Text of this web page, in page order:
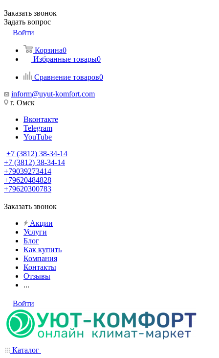
Заказать звонок
Задать вопрос
Войти
Корзина0
Избранные товары0
Сравнение товаров0
inform@uyut-komfort.com
г. Омск
Вконтакте
Telegram
YouTube
+7 (3812) 38-34-14
+7 (3812) 38-34-14
+79039273414
+79620484828
+79620300783
Заказать звонок
Акции
Услуги
Блог
Как купить
Компания
Контакты
Отзывы
...
Войти
Каталог